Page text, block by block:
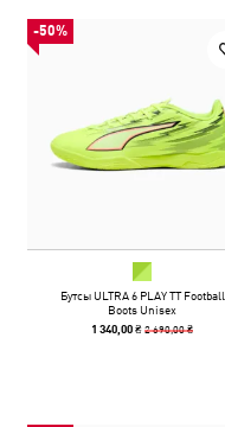
-50%
Бутсы ULTRA 6 PLAY TT Football
Boots Unisex
1 340,00 ₴2 690,00 ₴